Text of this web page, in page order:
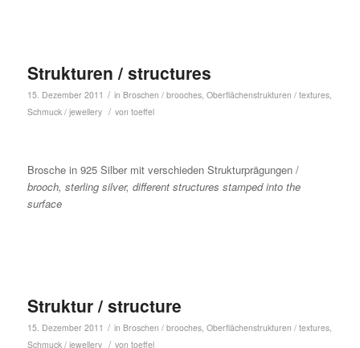
Strukturen / structures
15. Dezember 2011 / in Broschen / brooches, Oberflächenstrukturen / textures,
Schmuck / jewellery / von toeffel
Brosche in 925 Silber mit verschieden Strukturprägungen /
brooch, sterling silver, different structures stamped into the
surface
Struktur / structure
15. Dezember 2011 / in Broschen / brooches, Oberflächenstrukturen / textures,
Schmuck / jewellery / von toeffel